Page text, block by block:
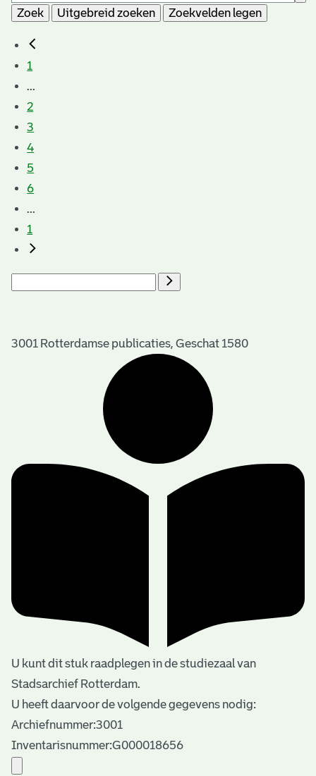
Zoek Uitgebreid zoeken Zoekvelden legen
1
...
2
3
4
5
6
...
1
3001 Rotterdamse publicaties, Geschat 1580
U kunt dit stuk raadplegen in de studiezaal van
Stadsarchief Rotterdam.
U heeft daarvoor de volgende gegevens nodig:
Archiefnummer:3001
Inventarisnummer:G000018656